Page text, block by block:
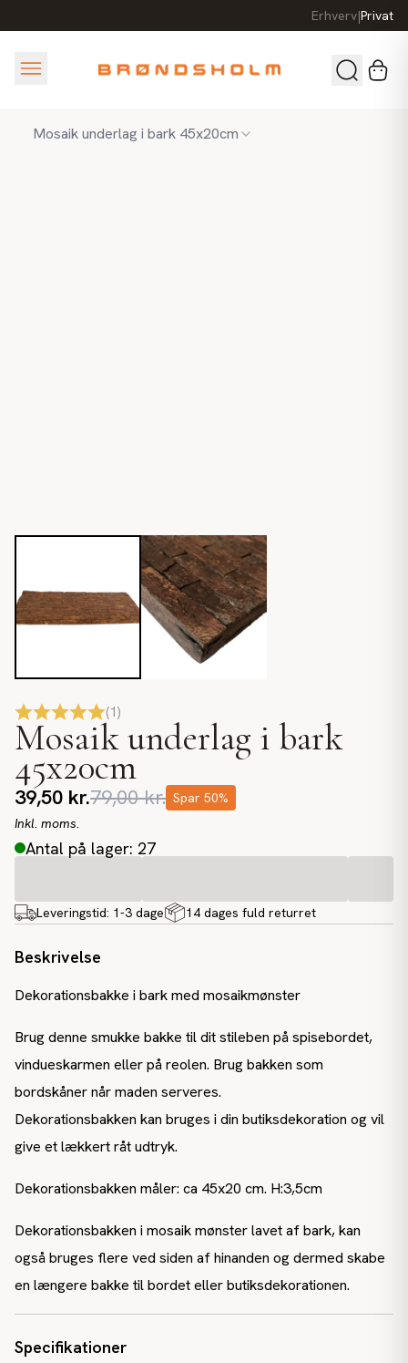
Erhverv|Privat
Mosaik underlag i bark 45x20cm
(1)
Mosaik underlag i bark
45x20cm
39,50 kr.79,00kr. Spar 50%
Inkl. moms.
Antal på lager: 27
Leveringstid: 1-3 dage 14 dages fuld returret
Beskrivelse
Dekorationsbakke i bark med mosaikmønster
Brug denne smukke bakke til dit stileben på spisebordet,
vindueskarmen eller på reolen. Brug bakken som
bordskåner når maden serveres.
Dekorationsbakken kan bruges i din butiksdekoration og vil
give et lækkert råt udtryk.
Dekorationsbakken måler: ca 45x20 cm. H:3,5cm
Dekorationsbakken i mosaik mønster lavet af bark, kan
også bruges flere ved siden af hinanden og dermed skabe
en længere bakke til bordet eller butiksdekorationen.
Specifikationer